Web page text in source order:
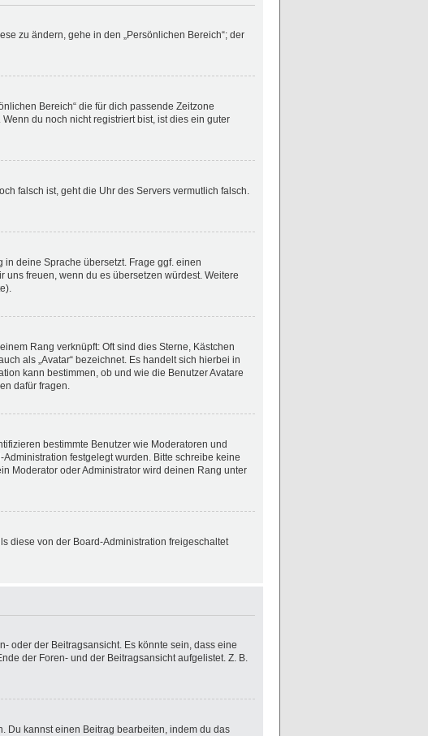
zu ändern, gehe in den „Persönlichen Bereich“; der
Bereich“ die für dich passende Zeitzone
du noch nicht registriert bist, ist dies ein guter
falsch ist, geht die Uhr des Servers vermutlich falsch.
deine Sprache übersetzt. Frage ggf. einen
freuen, wenn du es übersetzen würdest. Weitere
Rang verknüpft: Oft sind dies Sterne, Kästchen
als „Avatar“ bezeichnet. Es handelt sich hierbei in
kann bestimmen, ob und wie die Benutzer Avatare
dafür fragen.
bestimmte Benutzer wie Moderatoren und
festgelegt wurden. Bitte schreibe keine
Moderator oder Administrator wird deinen Rang unter
diese von der Board-Administration freigeschaltet
oder der Beitragsansicht. Es könnte sein, dass eine
der Foren- und der Beitragsansicht aufgelistet. Z. B.
Du kannst einen Beitrag bearbeiten, indem du das